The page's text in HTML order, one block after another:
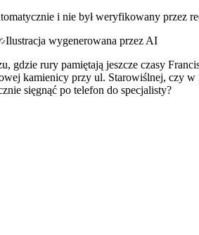
i nie był weryfikowany przez
Ilustracja wygenerowana przez AI
rury pamiętają jeszcze czasy
kamienicy przy ul. Starowiślnej, czy
sięgnąć po telefon do specjalisty?